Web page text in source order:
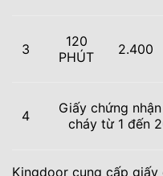
3
120
PHÚT
2.400
4
Giấy chứng
cháy từ 1 đến
Kingdoor cung cấp